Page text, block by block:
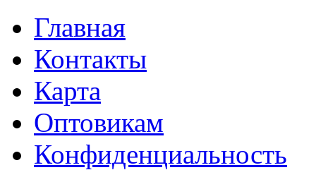
Главная
Контакты
Карта
Оптовикам
Конфиденциальность